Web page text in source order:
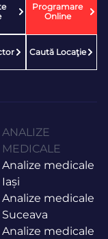
Programare
Online
Caută Locaţie
ANALIZE
MEDICALE
Analize medicale
Iași
Analize medicale
Suceava
Analize medicale